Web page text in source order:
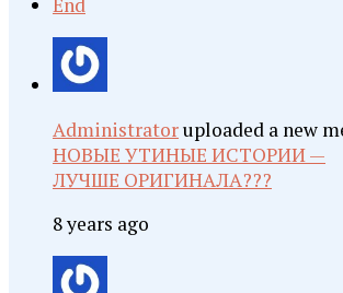
End
Administratoruploaded a new
НОВЫЕ УТИНЫЕ ИСТОРИИ —
ЛУЧШЕ ОРИГИНАЛА???
8 years ago